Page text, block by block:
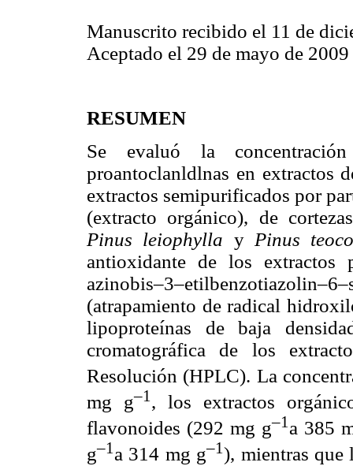
Manuscrito recibido el 11 de
Aceptado el 29 de mayo de 2009
RESUMEN
Se evaluó la
proantoclanldlnas en extractos
extractos semipurificados por
(extracto orgánico), de
Pinus leiophylla y Pinus
antioxidante de los
(atrapamiento de radical
lipoproteínas de baja
cromatográfica de los
Resolución (HPLC). La
mg g–1 , los extractos
flavonoides (292 mg g–1 a 385
g–1 a 314 mg g–1), mientras que